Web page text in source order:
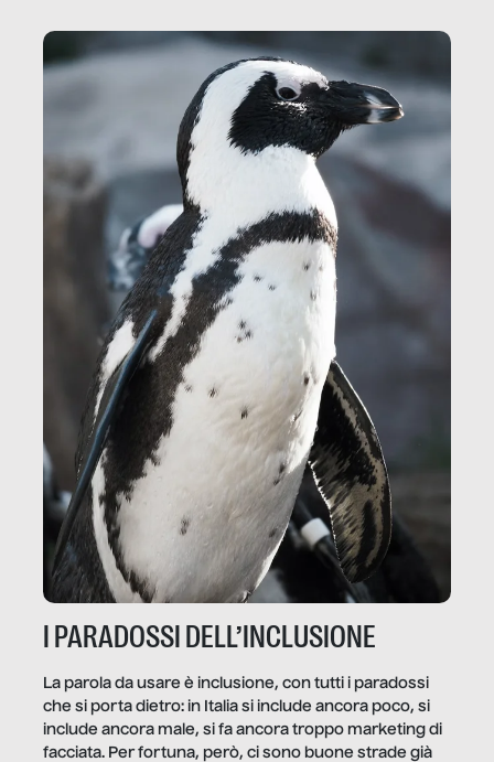
I PARADOSSI DELL’INCLUSIONE
La parola da usare è inclusione, con tutti i paradossi
che si porta dietro: in Italia si include ancora poco, si
include ancora male, si fa ancora troppo marketing di
facciata. Per fortuna, però, ci sono buone strade già